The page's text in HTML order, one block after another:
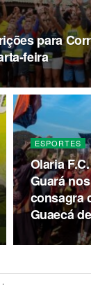
para
feira
ESPORTES
Olaria
Guará
consagra
Guaecá